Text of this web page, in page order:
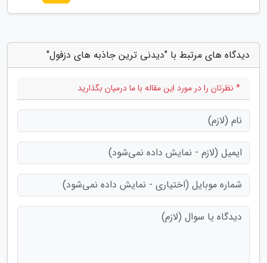
دیدگاه های مرتبط با "دیدنی ترین جاذبه های دزفول"
* نظرتان را در مورد این مقاله با ما درمیان بگذارید